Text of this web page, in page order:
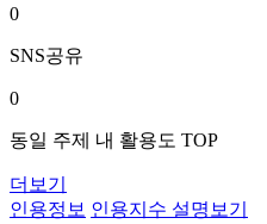
0
SNS공유
0
동일 주제 내 활용도 TOP
더보기
인용정보 인용지수 설명보기